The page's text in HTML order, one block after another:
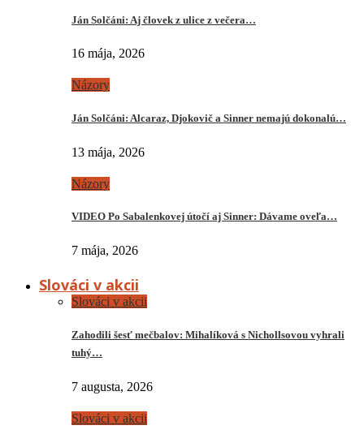
Ján Solčáni: Aj človek z ulice z večera…
16 mája, 2026
Názory
Ján Solčáni: Alcaraz, Djokovič a Sinner nemajú dokonalú…
13 mája, 2026
Názory
VIDEO Po Sabalenkovej útočí aj Sinner: Dávame oveľa…
7 mája, 2026
Slováci v akcii
Slováci v akcii
Zahodili šesť mečbalov: Mihalíková s Nichollsovou vyhrali
tuhý…
7 augusta, 2026
Slováci v akcii